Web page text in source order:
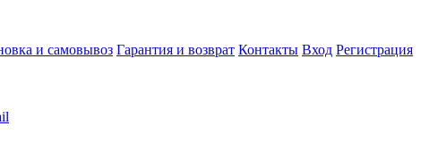
и самовывоз Гарантия и возврат Контакты Вход Регистрация